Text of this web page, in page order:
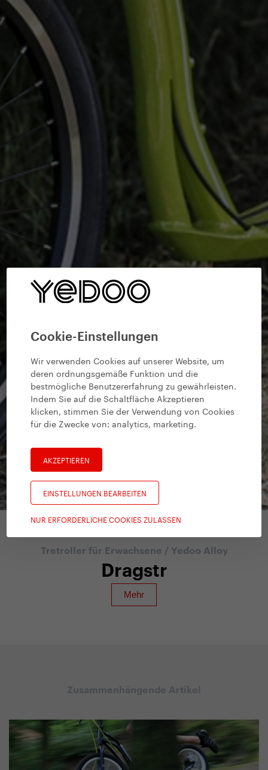
Cookie-Einstellungen
Wir verwenden Cookies auf unserer Website, um
deren ordnungsgemäße Funktion und die
bestmögliche Benutzererfahrung zu gewährleisten.
Indem Sie auf die Schaltfläche Akzeptieren
klicken, stimmen Sie der Verwendung von Cookies
für die Zwecke von:analytics, marketing.
AKZEPTIEREN
EINSTELLUNGEN BEARBEITEN
NUR ERFORDERLICHE COOKIES ZULASSEN
Tretroller für Erwachsene / Yedoo Alloy
Dragstr
Zusammenhängende Artikel